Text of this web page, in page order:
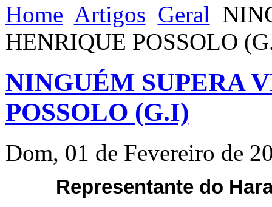
Home Artigos Geral
HENRIQUE POSSOLO
NINGUÉM SUPERA
POSSOLO (G.I)
Dom, 01 de Fevereiro de
Representante do